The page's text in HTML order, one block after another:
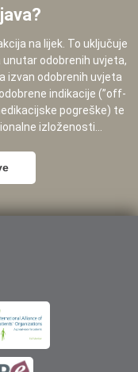
na lijek. To uključuje
odobrenih uvjeta,
izvan odobrenih uvjeta
indikacije (”off-
pogreške) te
izloženosti...